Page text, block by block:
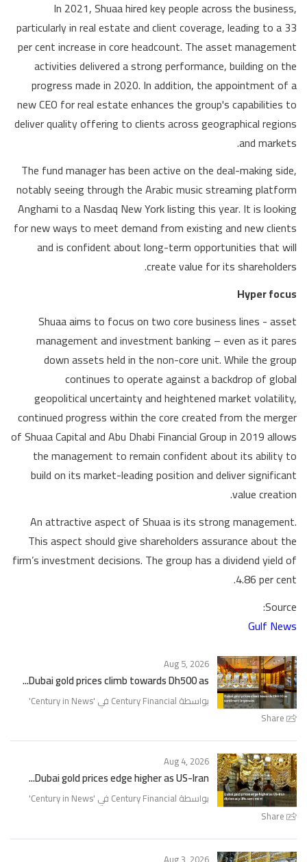
In 2021, Shuaa hired key people across the business,
particularly in real estate and client coverage, leading to a 33
per cent increase in core headcount. The asset management
activities delivered a strong performance, building on the
progress made in 2020. In addition, the appointment of a
new CEO for real estate enhances the group's capabilities to
deliver quality offering to clients across geographical regions
and markets.
The fund manager has been active on the deal-making side,
notably seeing through the Arabic music streaming platform
Anghami to a Nasdaq New York listing this year. It is looking
for new ways to meet demand from existing and new clients
and is confident about long-term opportunities that will
create value for its shareholders.
Hyper focus
Shuaa aims to focus on two core business lines - asset
management and investment banking – even as it pares
down assets held in the non-core unit. While the group
continues to operate against a backdrop of global
geopolitical uncertainty and heightened market volatility,
continued progress within the core created from the merger
of Shuaa Capital and Abu Dhabi Financial Group in 2019 allows
the management to remain confident about its ability to
build on its market-leading position and deliver significant
value creation.
An attractive aspect of Shuaa is its strong management.
This aspect should give shareholders assurance about the
firm’s investment decisions. The group has a dividend yield of
4.86 per cent.
Source:
Gulf News
Share
Aug 5, 2026
Dubai gold prices climb towards Dh500 as...
بواسطة Century Financial في ' Century in News
'
Share
Aug 4, 2026
Dubai gold prices edge higher as US-Iran...
بواسطة Century Financial في ' Century in News
'